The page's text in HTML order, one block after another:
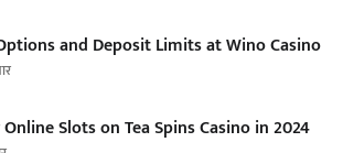
and Deposit Limits at Wino Casino
Slots on Tea Spins Casino in 2024